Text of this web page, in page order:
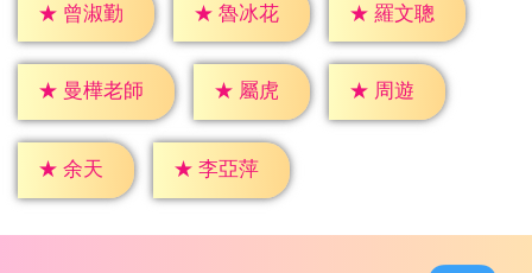
★ 曾淑勤 ★ 魯冰花 ★ 羅文聰
★ 曼樺老師 ★ 屬虎 ★ 周遊
★ 余天 ★ 李亞萍